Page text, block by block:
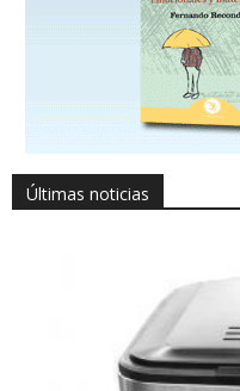
Últimas noticias